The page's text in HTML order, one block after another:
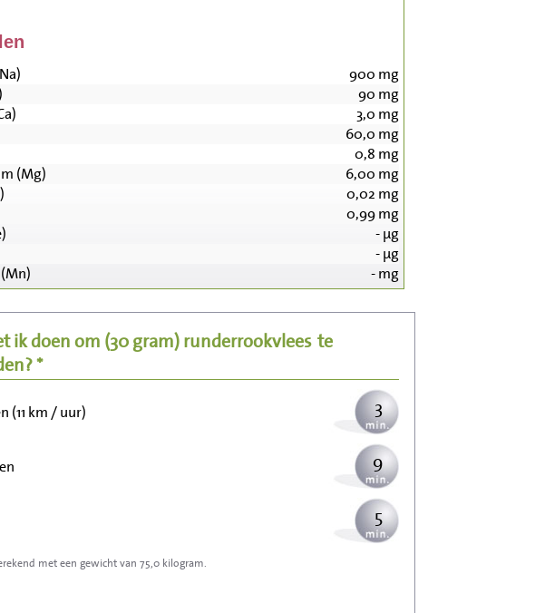
900 mg
90 mg
3,0 mg
60,0 mg
0,8 mg
(Mg)
6,00 mg
0,02 mg
0,99mg
-µg
-µg
-mg
ik doen om (30 gram)runderrookvlees te
*
33
(5 km/uur)
(11 km / uur) 3
9
5
met een gewicht van 75,0 kilogram.